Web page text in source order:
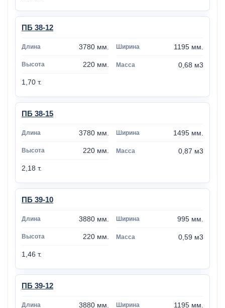
ПБ 38-12
3780 мм. 1195 мм.
220 мм. 0,68 м3
1,70 т.
ПБ 38-15
3780 мм. 1495 мм.
220 мм. 0,87 м3
2,18 т.
ПБ 39-10
3880 мм. 995 мм.
220 мм. 0,59 м3
1,46 т.
ПБ 39-12
3880 мм. 1195 мм.